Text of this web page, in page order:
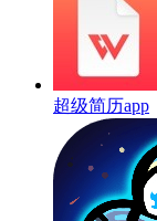
超级简历app